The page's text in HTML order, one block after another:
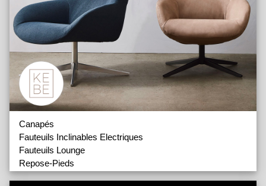
Canapés
Fauteuils Inclinables Electriques
Fauteuils Lounge
Repose-Pieds
Accessoires